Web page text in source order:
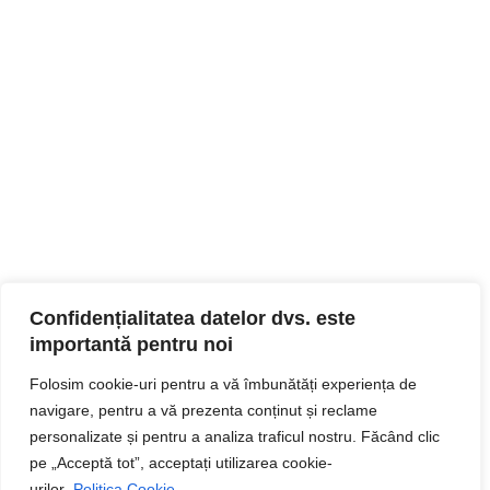
Confidențialitatea datelor dvs. este
importantă pentru noi
Folosim cookie-uri pentru a vă îmbunătăți experiența de
navigare, pentru a vă prezenta conținut și reclame
personalizate și pentru a analiza traficul nostru. Făcând clic
pe „Acceptă tot”, acceptați utilizarea cookie-